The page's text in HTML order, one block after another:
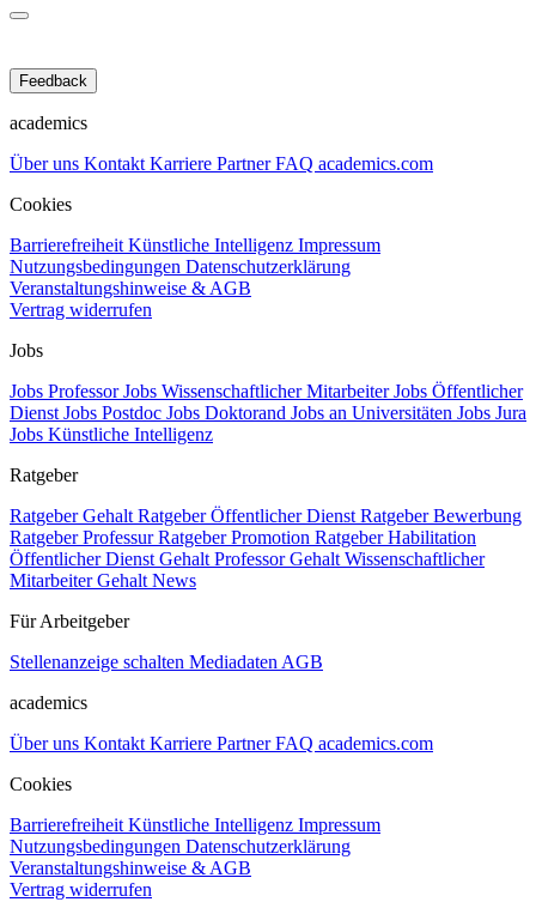
Feedback
academics
Über uns Kontakt Karriere PartnerFAQ academics.com
Cookies
Barrierefreiheit Künstliche Intelligenz Impressum
Nutzungsbedingungen Datenschutzerklärung
Veranstaltungshinweise & AGB
Vertrag widerrufen
Jobs
Jobs ProfessorJobs Wissenschaftlicher MitarbeiterJobs Öffentlicher
Dienst Jobs Postdoc Jobs Doktorand Jobs an Universitäten Jobs Jura
Jobs Künstliche Intelligenz
Ratgeber
Ratgeber Gehalt Ratgeber Öffentlicher Dienst Ratgeber Bewerbung
Ratgeber ProfessurRatgeber Promotion Ratgeber Habilitation
Öffentlicher Dienst Gehalt Professor Gehalt Wissenschaftlicher
Mitarbeiter Gehalt News
Für Arbeitgeber
Stellenanzeige schalten Mediadaten AGB
academics
Über uns Kontakt Karriere PartnerFAQ academics.com
Cookies
Barrierefreiheit Künstliche Intelligenz Impressum
Nutzungsbedingungen Datenschutzerklärung
Veranstaltungshinweise & AGB
Vertrag widerrufen